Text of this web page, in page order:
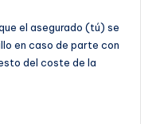
el asegurado (tú) se
en caso de parte con
del coste de la